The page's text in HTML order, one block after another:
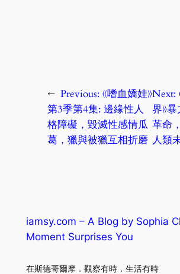
← Previous: 《嗜血嬌娃》
第3季第4集: 邊緣性人
格障礙，毀滅性感情瓜
葛，獵與被獵互相折磨
Next:
界》
革命
人類
iamsy.com – A Blog by Sophia
Moment Surprises You
在斯德哥爾摩．觀察有時．生活有時